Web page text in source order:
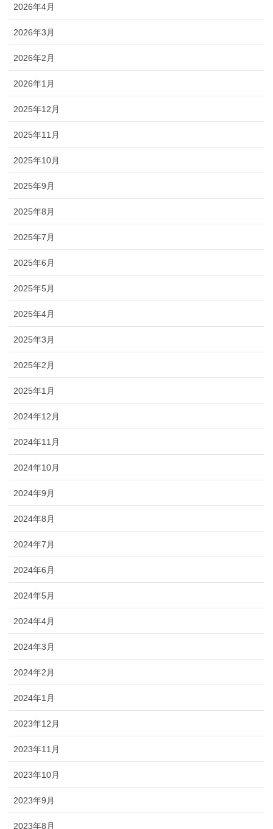
2026年4月
2026年3月
2026年2月
2026年1月
2025年12月
2025年11月
2025年10月
2025年9月
2025年8月
2025年7月
2025年6月
2025年5月
2025年4月
2025年3月
2025年2月
2025年1月
2024年12月
2024年11月
2024年10月
2024年9月
2024年8月
2024年7月
2024年6月
2024年5月
2024年4月
2024年3月
2024年2月
2024年1月
2023年12月
2023年11月
2023年10月
2023年9月
2023年8月